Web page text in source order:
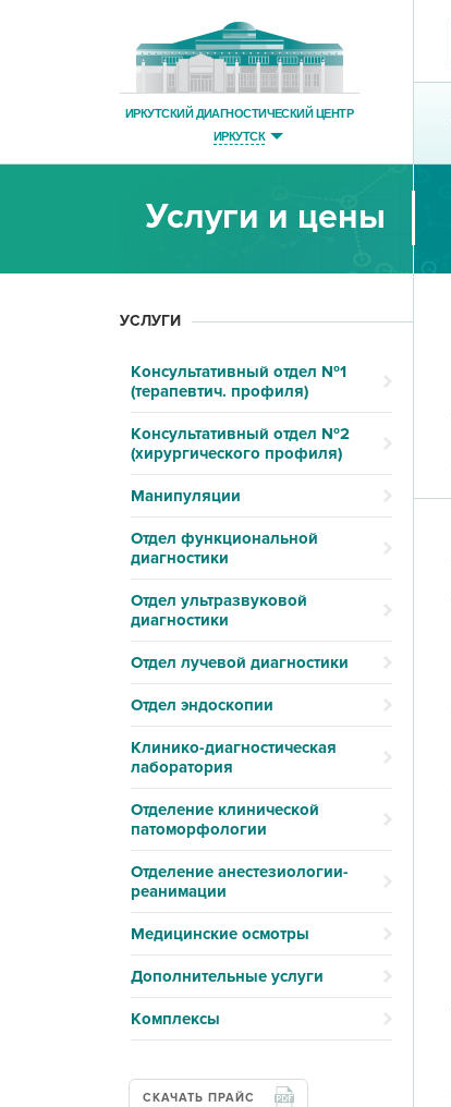
ИРКУТСКИЙ ДИАГНОСТИЧЕСКИЙ ЦЕНТР
ИРКУТСК
Услуги и цены
УСЛУГИ
Консультативный отдел №1
(терапевтич. профиля)
Консультативный отдел №2
(хирургического профиля)
Манипуляции
Отдел функциональной
диагностики
Отдел ультразвуковой
диагностики
Отдел лучевой диагностики
Отдел эндоскопии
Клинико-диагностическая
лаборатория
Отделение клинической
патоморфологии
Отделение анестезиологии-
реанимации
Медицинские осмотры
Дополнительные услуги
Комплексы
СКАЧАТЬ ПРАЙС